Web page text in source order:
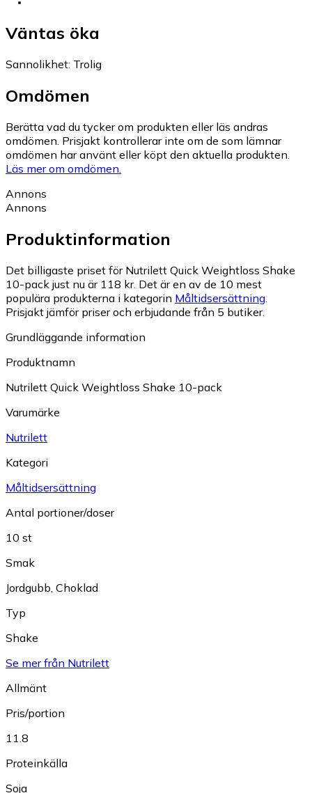
Väntas öka
Sannolikhet: Trolig
Omdömen
Berätta vad du tycker om produkten eller läs andras
omdömen. Prisjakt kontrollerar inte om de som lämnar
omdömen har använt eller köpt den aktuella produkten.
Läs mer om omdömen.
Annons
Annons
Produktinformation
Det billigaste priset för Nutrilett Quick Weightloss Shake
10-pack just nu är 118 kr. Det är en av de 10 mest
populära produkterna i kategorin Måltidsersättning.
Prisjakt jämför priser och erbjudande från 5 butiker.
Grundläggande information
Produktnamn
Nutrilett Quick Weightloss Shake 10-pack
Varumärke
Nutrilett
Kategori
Måltidsersättning
Antal portioner/doser
10 st
Smak
Jordgubb, Choklad
Typ
Shake
Se mer från Nutrilett
Allmänt
Pris/portion
11.8
Proteinkälla
Soja